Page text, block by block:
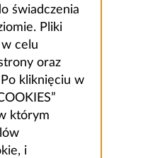
świadczenia
Pliki
celu
oraz
kliknięciu w
którym
i